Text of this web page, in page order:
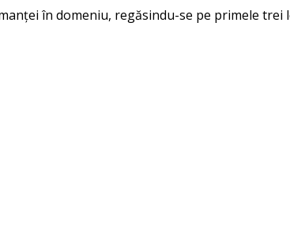
în domeniu, regăsindu-se pe primele trei